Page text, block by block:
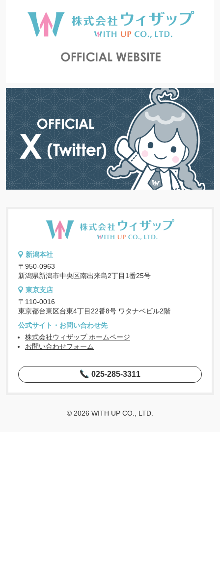
新潟本社
〒950-0963
新潟県新潟市中央区南出来島2丁目1番25号
東京支店
〒110-0016
東京都台東区台東4丁目22番8号 ワタナベビル2階
公式サイト・お問い合わせ先
株式会社ウィザップ ホームページ
お問い合わせフォーム
025-285-3311
© 2026 WITH UP CO., LTD.